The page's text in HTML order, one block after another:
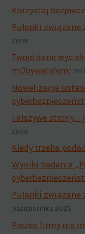
Korzystaj
Pułapki
2026
Twoje dane
mObywatelem! 30
Nowelizacja
Fałszywe strony
2026
Kiedy trzeba
Wyniki badania
Pułapki
października 2025
Prezes firmy nie